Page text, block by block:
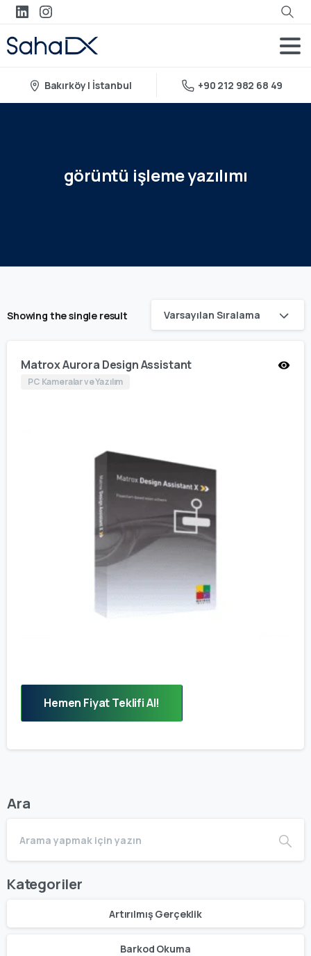
Bakırköy | İstanbul +90 212 982 68 49
görüntü işlemeyazılımı
Showing the single result Varsayılan Sıralama
Matrox Aurora Design Assistant
PC Kameralar ve Yazılım
Hemen Fiyat Teklifi Al!
Ara
Kategoriler
Artırılmış Gerçeklik
Barkod Okuma